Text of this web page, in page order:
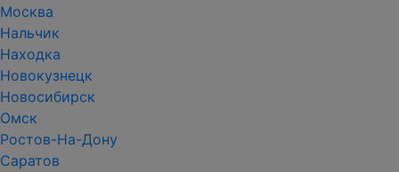
Москва
Нальчик
Находка
Новокузнецк
Новосибирск
Омск
Ростов-На-Дону
Саратов